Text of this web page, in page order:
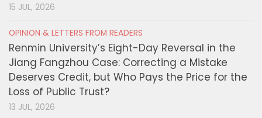
15 JUL, 2026
OPINION & LETTERS FROM READERS
Renmin University’s Eight-Day Reversal in the
Jiang Fangzhou Case: Correcting a Mistake
Deserves Credit, but Who Pays the Price for the
Loss of Public Trust?
13 JUL, 2026